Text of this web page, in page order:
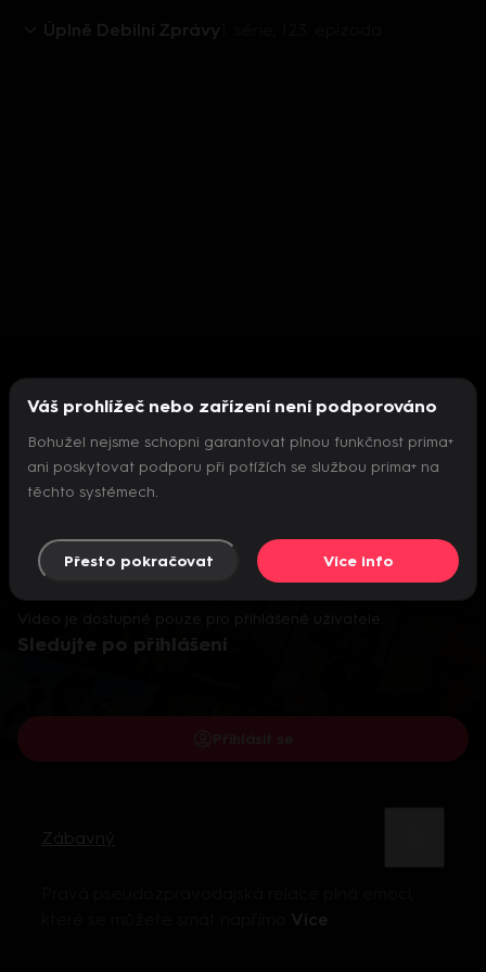
Úplně Debilní Zprávy
Video je dostupné pouze pro přihlášené uživatele.
Sledujte po přihlášení
Zábavný
Více
Váš prohlížeč nebo zařízení není podporováno
Bohužel nejsme schopni garantovat plnou funkčnost prima+
ani poskytovat podporu při potížích se službou prima+ na
těchto systémech.
Přesto pokračovat Více info